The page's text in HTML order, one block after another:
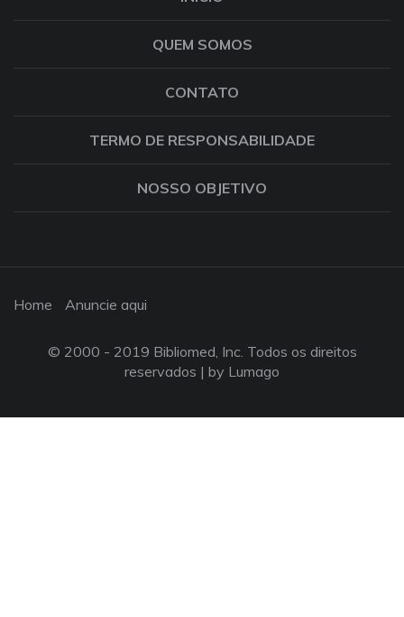
QUEM SOMOS
CONTATO
TERMO DE RESPONSABILIDADE
NOSSO OBJETIVO
Home Anuncie aqui
© 2000 - 2019 Bibliomed, Inc. Todos os direitos
reservados | by Lumago